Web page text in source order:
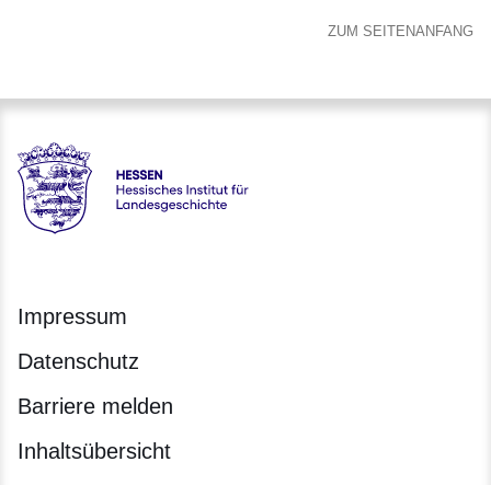
ZUM SEITENANFANG
Hessen - Hessisches Institut für Landesgeschichte
Impressum
Datenschutz
Barriere melden
Inhaltsübersicht